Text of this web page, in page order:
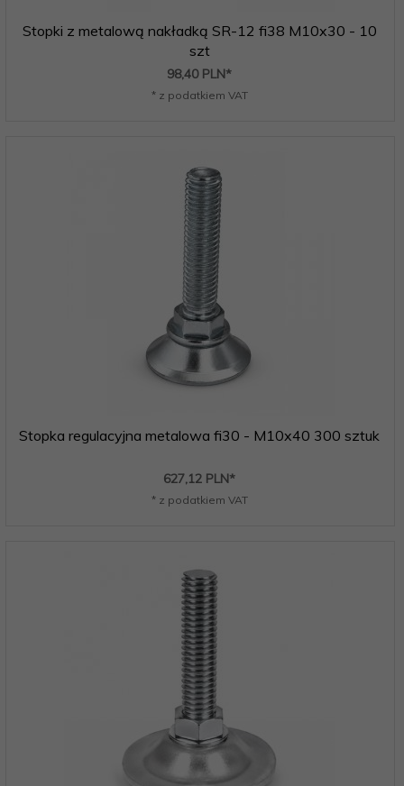
Stopki z metalową nakładką SR-12 fi38 M10x30 - 10
szt
98,40 PLN*
* z podatkiem VAT
Stopka regulacyjna metalowa fi30 - M10x40 300 sztuk
627,12 PLN*
* z podatkiem VAT